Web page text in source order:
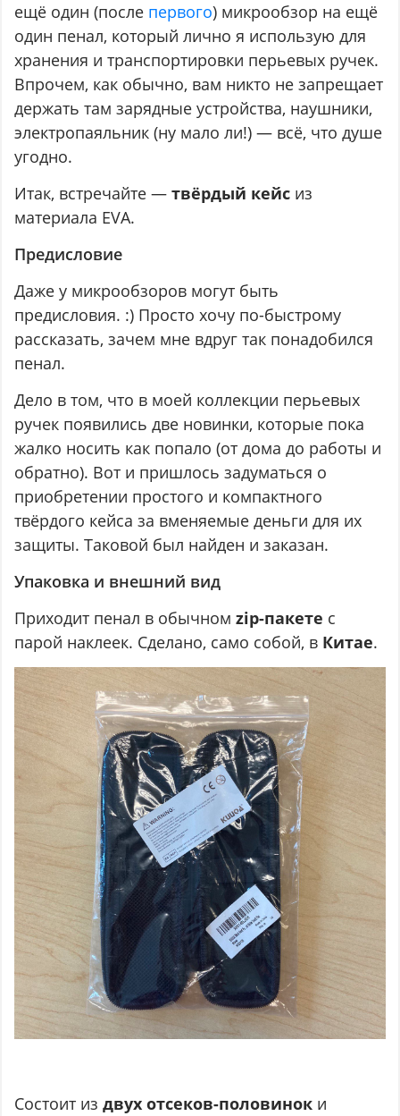
ещё один (после первого) микрообзор на ещё
один пенал, который лично я использую для
хранения и транспортировки перьевых ручек.
Впрочем, как обычно, вам никто не запрещает
держать там зарядные устройства, наушники,
электропаяльник (ну мало ли!) — всё, что душе
угодно.
Итак, встречайте —твёрдый кейс из
материала EVA.
Предисловие
Даже у микрообзоров могут быть
предисловия. :) Просто хочу по-быстрому
рассказать, зачем мне вдруг так понадобился
пенал.
Дело в том, что в моей коллекции перьевых
ручек появились две новинки, которые пока
жалко носить как попало (от дома до работы и
обратно). Вот и пришлось задуматься о
приобретении простого и компактного
твёрдого кейса за вменяемые деньги для их
защиты. Таковой был найден и заказан.
Упаковка и внешний вид
Приходит пенал в обычномzip-пакете с
парой наклеек. Сделано, само собой, в Китае.
Состоит издвух отсеков-половинок и